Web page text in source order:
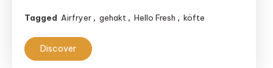
Tagged Airfryer , gehakt , Hello Fresh , köfte
Discover